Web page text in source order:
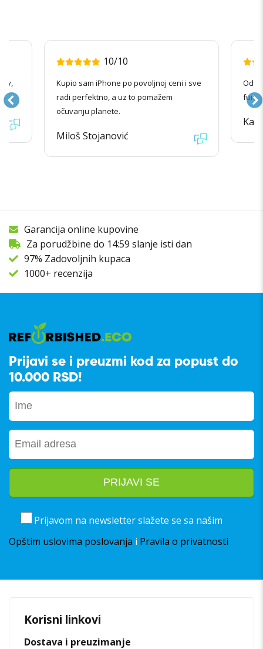
10/10
Kupio sam iPhone po povoljnoj ceni i sve
radi perfektno, a uz to pomažem
očuvanju planete.
Miloš Stojanović
Garancija online kupovine
Za porudžbine do 14:59 slanje isti dan
97% Zadovoljnih kupaca
1000+ recenzija
Prijavi se i preuzmi kod za popust do
10.000 RSD!
Prijavom na newsletter slažete se sa našim
Opštim uslovima poslovanja i Pravila o privatnosti
Korisni linkovi
Dostava i preuzimanje